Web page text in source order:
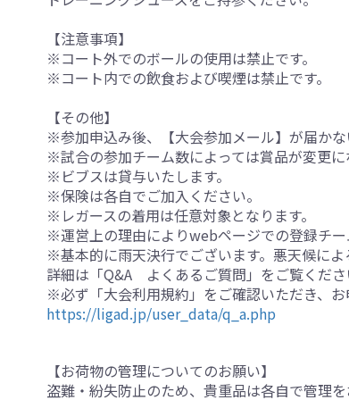
【注意事項】
※コート外でのボールの使用は禁止です。
※コート内での飲食および喫煙は禁止です。
【その他】
※参加申込み後、【大会参加メール】が届かな
※試合の参加チーム数によっては賞品が変更に
※ビブスは貸与いたします。
※保険は各自でご加入ください。
※レガースの着用は任意対象となります。
※運営上の理由によりwebページでの登録チー
※基本的に雨天決行でございます。悪天候に
詳細は「Q&A よくあるご質問」をご覧くださ
※必ず「大会利用規約」をご確認いただき、お
https://ligad.jp/user_data/q_a.php
【お荷物の管理についてのお願い】
盗難・紛失防止のため、貴重品は各自で管理を